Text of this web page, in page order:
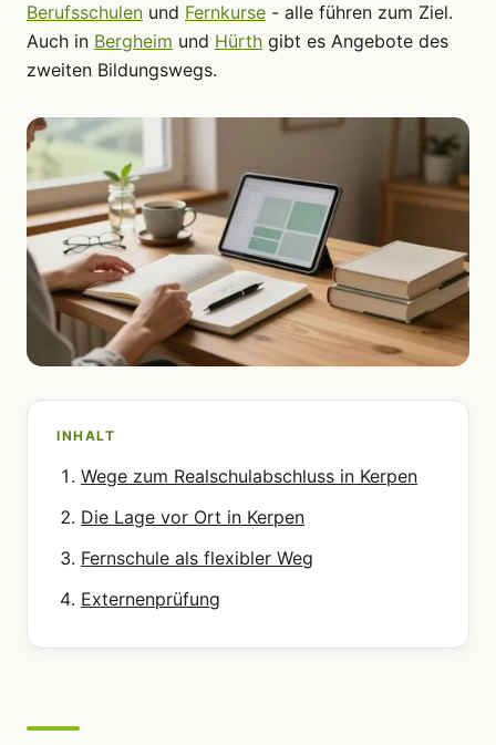
Berufsschulen und Fernkurse - alle führen zum Ziel.
Auch in Bergheim und Hürth gibt es Angebote des
zweiten Bildungswegs.
INHALT
Wege zum Realschulabschluss in Kerpen
Die Lage vor Ort in Kerpen
Fernschule als flexibler Weg
Externenprüfung